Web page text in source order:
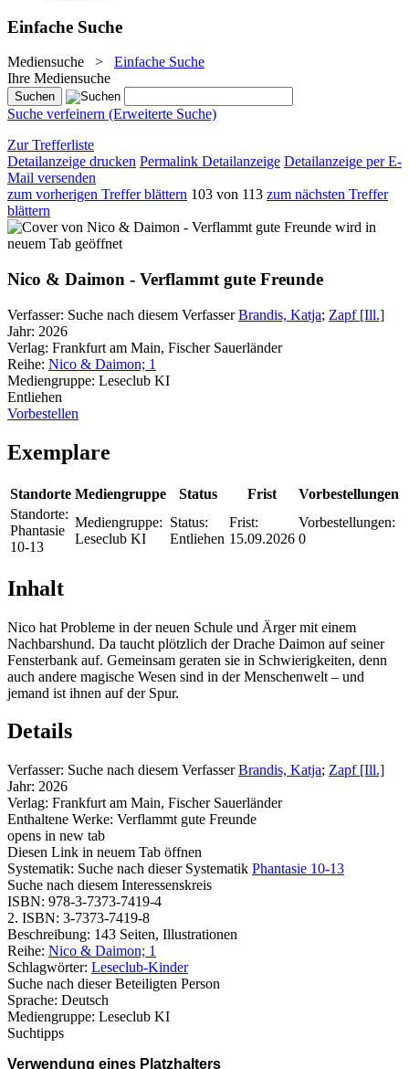
Einfache Suche
Mediensuche > Einfache Suche
Ihre Mediensuche
Suche verfeinern (Erweiterte Suche)
Zur Trefferliste
Detailanzeige drucken Permalink Detailanzeige Detailanzeige per E-
Mail versenden
zum vorherigen Treffer blättern 103 von 113 zum nächsten Treffer
blättern
wird in
neuem Tab geöffnet
Nico & Daimon - Verflammt gute Freunde
Verfasser: Suche nach diesem Verfasser Brandis, Katja; Zapf [Ill.]
Jahr: 2026
Verlag: Frankfurt am Main, Fischer Sauerländer
Reihe: Nico & Daimon; 1
Mediengruppe: Leseclub KI
Entliehen
Vorbestellen
Exemplare
Standorte Mediengruppe Status Frist
Vorbestellungen
Standorte:
Phantasie
10-13
Mediengruppe:
Leseclub KI
Status:
Entliehen
Frist:
15.09.2026
Vorbestellungen:
0
Inhalt
Nico hat Probleme in der neuen Schule und Ärger mit einem
Nachbarshund. Da taucht plötzlich der Drache Daimon auf seiner
Fensterbank auf. Gemeinsam geraten sie in Schwierigkeiten, denn
auch andere magische Wesen sind in der Menschenwelt – und
jemand ist ihnen auf der Spur.
Details
Verfasser: Suche nach diesem Verfasser Brandis, Katja; Zapf [Ill.]
Jahr: 2026
Verlag: Frankfurt am Main, Fischer Sauerländer
Enthaltene Werke: Verflammt gute Freunde
opens in new tab
Diesen Link in neuem Tab öffnen
Systematik: Suche nach dieser Systematik Phantasie 10-13
Suche nach diesem Interessenskreis
ISBN: 978-3-7373-7419-4
2. ISBN: 3-7373-7419-8
Beschreibung: 143 Seiten, Illustrationen
Reihe: Nico & Daimon; 1
Schlagwörter: Leseclub-Kinder
Suche nach dieser Beteiligten Person
Sprache: Deutsch
Mediengruppe: Leseclub KI
Suchtipps
Verwendung eines Platzhalters